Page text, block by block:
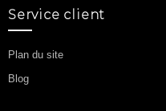
Service client
Plan du site
Blog